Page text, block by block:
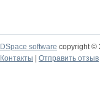
DSpace software copyright ©
Контакты
Отправить отзыв